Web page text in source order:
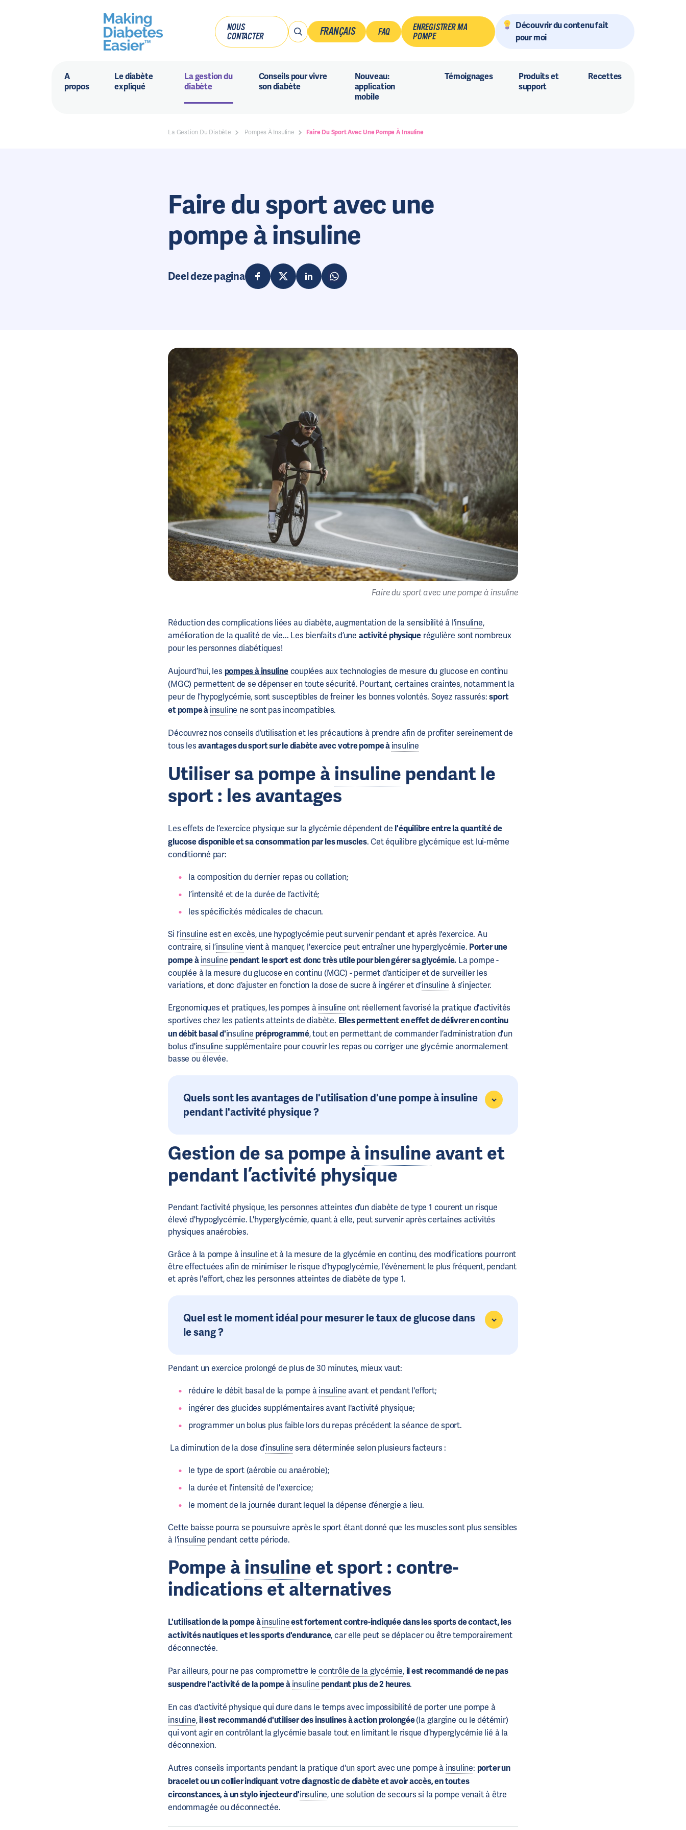
NOUS
CONTACTER
FRANÇAIS
Nederlands
FAQ
ENREGISTRER MA
POMPE
Découvrir du contenu fait
pour moi
A
propos
Le diabète
expliqué
La gestion du
diabète
Conseils pour vivre
son diabète
Nouveau:
application
mobile
Témoignages
Produits et
support
Recettes
La Gestion Du Diabète Pompes À Insuline Faire Du Sport Avec Une Pompe À Insuline
Faire du sport avec une
pompe à insuline
Deel deze pagina
Faire du sport avec une pompe à insuline
Réduction des complications liées au diabète, augmentation de la sensibilité à l'insuline,
amélioration de la qualité de vie... Les bienfaits d’une activité physique régulière sont nombreux
pour les personnes diabétiques!
Aujourd’hui, les pompes à insulinecouplées aux technologies de mesure du glucose en continu
(MGC) permettent de se dépenser en toute sécurité. Pourtant, certaines craintes, notamment la
peur de l’hypoglycémie, sont susceptibles de freiner les bonnes volontés. Soyez rassurés:sport
et pompe àinsuline ne sont pas incompatibles.
Découvrez nos conseils d’utilisation et les précautions à prendre afin de profiter sereinement de
tous lesavantages du sport sur le diabète avec votre pompe àinsuline
Utiliser sa pompe àinsuline pendant le
sport : les avantages
Les effets de l’exercice physique sur la glycémie dépendent de l'équilibre entre la quantité de
glucose disponible et sa consommation par les muscles. Cet équilibre glycémique est lui-même
conditionné par:
la composition du dernier repas ou collation;
l’intensité et de la durée de l’activité;
les spécificités médicales de chacun.
Si l’insulineest en excès, une hypoglycémie peut survenir pendant et après l'exercice. Au
contraire, si l’insuline vient à manquer, l'exercice peut entraîner une hyperglycémie. Porter une
pompe àinsuline pendant le sport est donc très utile pour bien gérer sa glycémie. La pompe -
couplée à la mesure du glucose en continu (MGC) - permet d’anticiper et de surveiller les
variations, et donc d’ajuster en fonction la dose de sucre à ingérer et d’insuline à s’injecter.
Ergonomiques et pratiques, les pompes àinsuline ont réellement favorisé la pratique d'activités
sportives chez les patients atteints de diabète. Elles permettent en effet de délivrer en continu
un débit basal d'insuline préprogrammé, tout en permettant de commander l’administration d'un
bolus d'insuline supplémentaire pour couvrir les repas ou corriger une glycémie anormalement
basse ou élevée.
Quels sont les avantages de l'utilisation d'une pompe à insuline
pendant l'activité physique ?
Gestion de sa pompe àinsuline avant et
pendant l’activité physique
Pendant l’activité physique, les personnes atteintes d’un diabète de type 1 courent un risque
élevé d'hypoglycémie. L'hyperglycémie, quant à elle, peut survenir après certaines activités
physiques anaérobies.
Grâce à la pompe àinsulineet à la mesure de la glycémie en continu, des modifications pourront
être effectuées afin de minimiser le risque d'hypoglycémie, l'évènement le plus fréquent, pendant
et après l'effort, chez les personnes atteintes de diabète de type 1.
Quel est le moment idéal pour mesurer le taux de glucose dans
le sang ?
Pendant un exercice prolongé de plus de 30 minutes, mieux vaut:
réduire le débit basal de la pompe àinsuline avant et pendant l'effort;
ingérer des glucides supplémentaires avant l'activité physique;
programmer un bolus plus faible lors du repas précédent la séance de sport.
La diminution de la dose d’insulinesera déterminée selon plusieurs facteurs :
le type de sport (aérobie ou anaérobie);
la durée et l'intensité de l'exercice;
le moment de la journée durant lequel la dépense d’énergie a lieu.
Cette baisse pourra se poursuivre après le sport étant donné que les muscles sont plus sensibles
à l'insuline pendant cette période.
Pompe àinsuline et sport : contre-
indications et alternatives
L'utilisation de la pompe àinsulineest fortement contre-indiquée dans les sports de contact, les
activités nautiques et les sports d'endurance, car elle peut se déplacer ou être temporairement
déconnectée.
Par ailleurs, pour ne pas compromettre lecontrôle de la glycémie,il est recommandé de ne pas
suspendre l'activité de la pompe àinsuline pendant plus de 2 heures.
En cas d'activité physique qui dure dans le temps avec impossibilité de porter une pompe à
insuline,il est recommandé d'utiliser des insulines à action prolongée(la glargine ou le détémir)
qui vont agir en contrôlant la glycémie basale tout en limitant le risque d’hyperglycémie lié à la
déconnexion.
Autres conseils importants pendant la pratique d'un sport avec une pompe à insuline: porter un
bracelet ou un collier indiquant votre diagnostic de diabète et avoir accès, en toutes
circonstances, à un stylo injecteur d'insuline, une solution de secours si la pompe venait à être
endommagée ou déconnectée.